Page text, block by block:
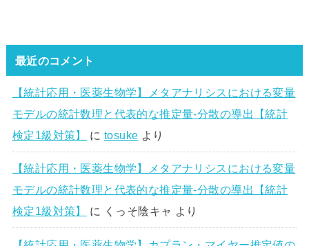
最近のコメント
【統計応用・医薬生物学】メタアナリシスにおける変量
モデルの統計数理と代表的な推定量-分散の導出【統計
検定1級対策】
にtosuke より
【統計応用・医薬生物学】メタアナリシスにおける変量
モデルの統計数理と代表的な推定量-分散の導出【統計
検定1級対策】
に くっそ陰キャ より